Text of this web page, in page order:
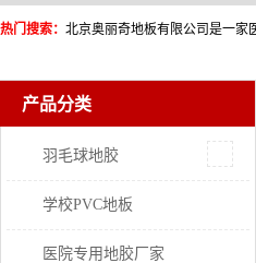
热门搜索：
产品分类
羽毛球地胶
学校PVC地板
医院专用地胶厂家